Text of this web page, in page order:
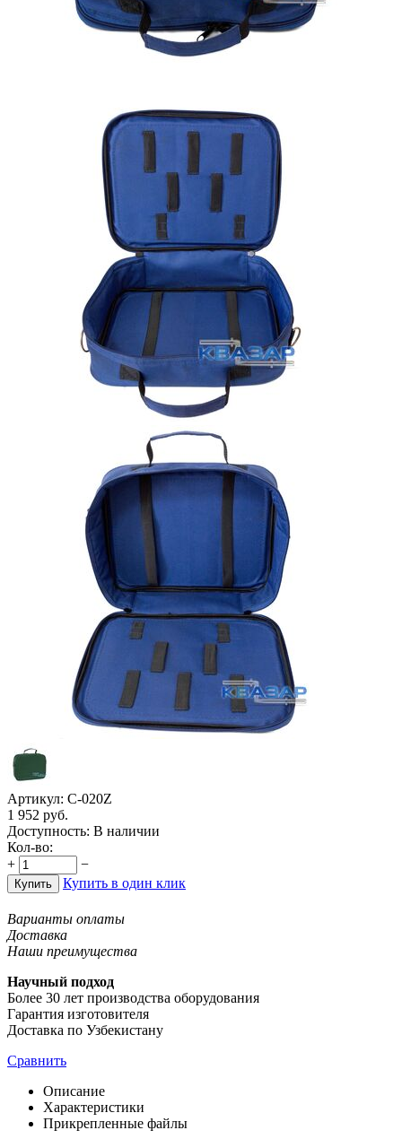
Артикул: С-020Z
1 952 руб.
Доступность: В наличии
Кол-во:
+
−
Купить Купить в один клик
Варианты оплаты
Доставка
Наши преимущества
Научный подход
Более 30 лет производства оборудования
Гарантия изготовителя
Доставка по Узбекистану
Сравнить
Описание
Характеристики
Прикрепленные файлы